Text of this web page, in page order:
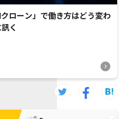
ローン」で働き方はどう変わ
く